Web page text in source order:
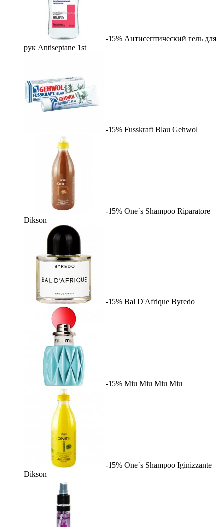
-15% Антисептический гель для
рук Antiseptane 1st
-15% Fusskraft Blau Gehwol
-15% One`s Shampoo Riparatore
Dikson
-15% Bal D'Afrique Byredo
-15% Miu Miu Miu Miu
-15% One`s Shampoo Iginizzante
Dikson